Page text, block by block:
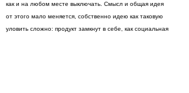
как и на любом месте выключать. Смысл и общая идея
от этого мало меняется, собственно идею как таковую
уловить сложно: продукт замкнут в себе, как социальная